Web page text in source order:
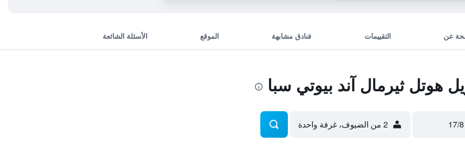
عن التقييمات فنادق مشابهة الموقع الأسئلة الشائعة
هوتل ثيرمال آند بيوتي سبا
2 من الضيوف، غرفة واحدة